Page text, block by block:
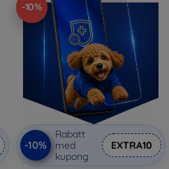
-10%
-10%
Rabatt
med
kupong
EXTRA10